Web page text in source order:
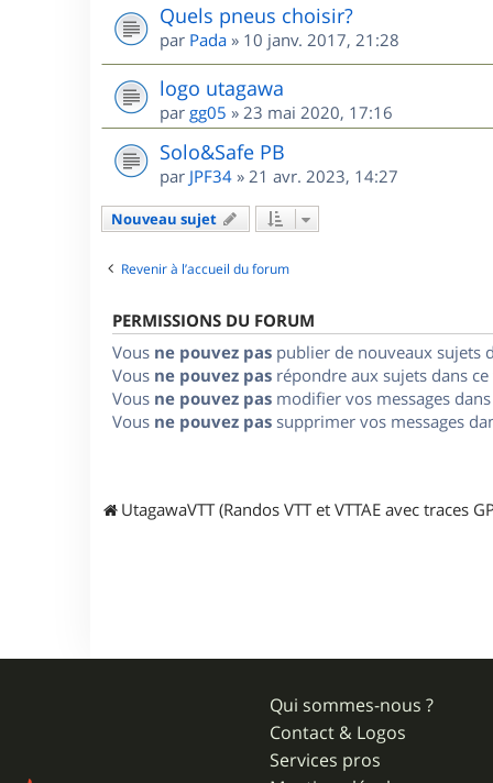
Quels pneus choisir?
par Pada » 10 janv. 2017, 21:28
logo utagawa
par gg05 » 23 mai 2020, 17:16
Solo&Safe PB
par JPF34 » 21 avr. 2023, 14:27
Nouveau sujet
Revenir à l’accueil du forum
PERMISSIONS DU FORUM
Vous ne pouvez pas publier de nouveaux sujets
Vous ne pouvez pas répondre aux sujets dans
Vous ne pouvez pas modifier vos messages
Vous ne pouvez pas supprimer vos messages
UtagawaVTT (Randos VTT et VTTAE avec traces
Qui sommes-nous ?
Contact & Logos
Services pros